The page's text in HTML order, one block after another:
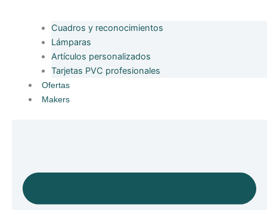
Cuadros y reconocimientos
Lámparas
Artículos personalizados
Tarjetas PVC profesionales
Ofertas
Makers